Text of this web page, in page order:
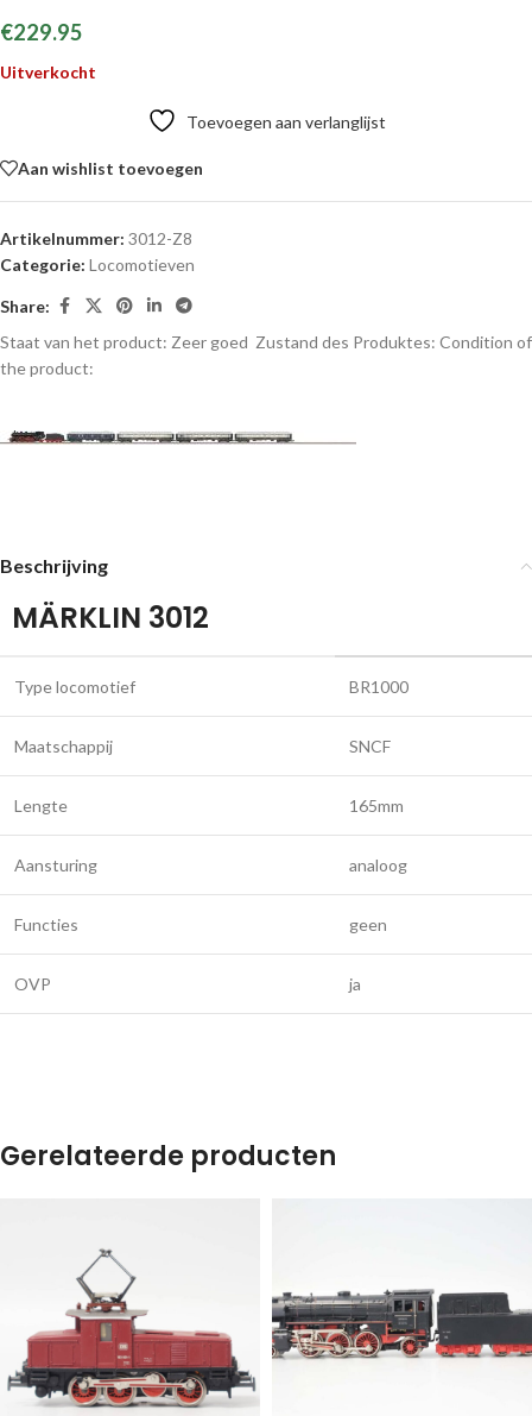
€229.95
Uitverkocht
Toevoegen aan verlanglijst
Aan wishlist toevoegen
Artikelnummer: 3012-Z8
Categorie: Locomotieven
Share:
Staat van het product: Zeer goed Zustand des Produktes: Condition of
the product:
Beschrijving
MÄRKLIN 3012
Type locomotief BR1000
Maatschappij SNCF
Lengte 165mm
Aansturing analoog
Functies geen
OVP ja
Gerelateerde producten